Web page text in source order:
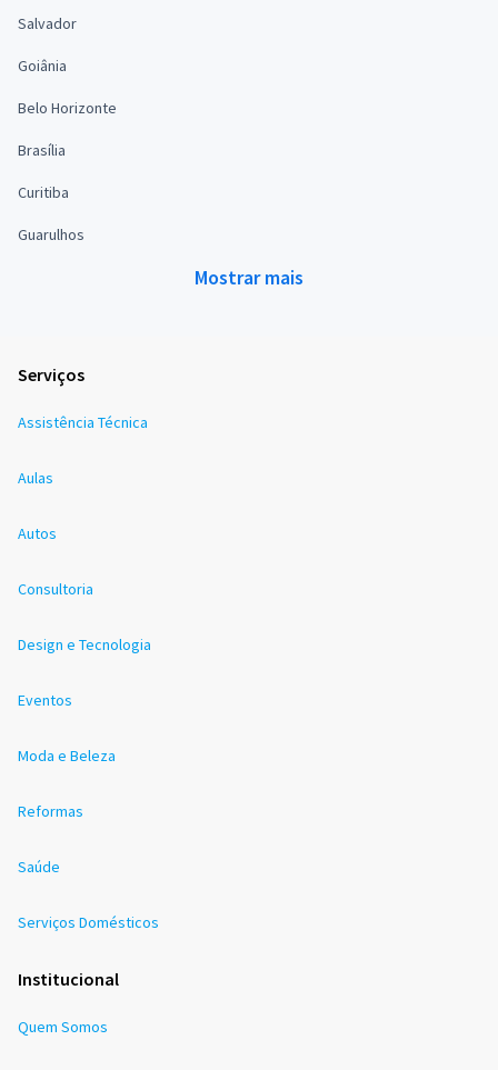
Salvador
Goiânia
Belo Horizonte
Brasília
Curitiba
Guarulhos
Mostrar mais
Serviços
Assistência Técnica
Aulas
Autos
Consultoria
Design e Tecnologia
Eventos
Moda e Beleza
Reformas
Saúde
Serviços Domésticos
Institucional
Quem Somos